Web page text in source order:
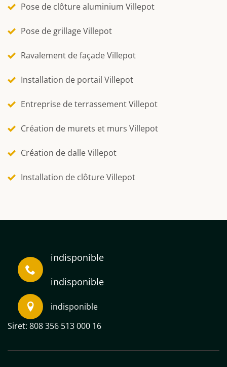
Pose de clôture aluminium Villepot
Pose de grillage Villepot
Ravalement de façade Villepot
Installation de portail Villepot
Entreprise de terrassement Villepot
Création de murets et murs Villepot
Création de dalle Villepot
Installation de clôture Villepot
indisponible
indisponible
indisponible
Siret: 808 356 513 000 16